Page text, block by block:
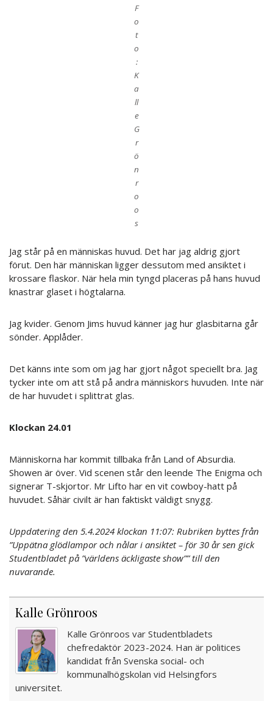
F
o
t
o
:
K
a
ll
e
G
r
ö
n
r
o
o
s
Jag står på en människas huvud. Det har jag aldrig gjort
förut. Den här människan ligger dessutom med ansiktet i
krossare flaskor. När hela min tyngd placeras på hans huvud
knastrar glaset i högtalarna.
Jag kvider. Genom Jims huvud känner jag hur glasbitarna går
sönder. Applåder.
Det känns inte som om jag har gjort något speciellt bra. Jag
tycker inte om att stå på andra människors huvuden. Inte när
de har huvudet i splittrat glas.
Klockan 24.01
Människorna har kommit tillbaka från Land of Absurdia.
Showen är över. Vid scenen står den leende The Enigma och
signerar T-skjortor. Mr Lifto har en vit cowboy-hatt på
huvudet. Såhär civilt är han faktiskt väldigt snygg.
Uppdatering den 5.4.2024 klockan 11:07: Rubriken byttes från
”Uppätna glödlampor och nålar i ansiktet – för 30 år sen gick
Studentbladet på ”världens äckligaste show”” till den
nuvarande.
Kalle Grönroos
Kalle Grönroos var Studentbladets
chefredaktör 2023-2024. Han är politices
kandidat från Svenska social- och
kommunalhögskolan vid Helsingfors
universitet.